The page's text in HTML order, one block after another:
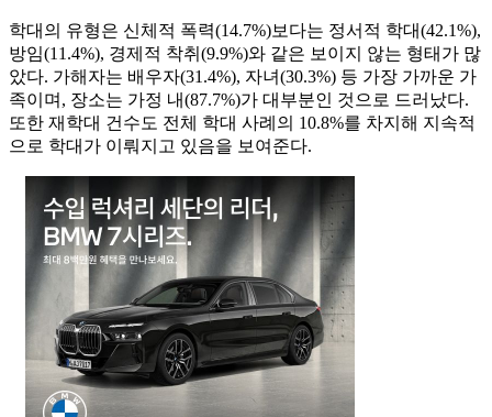
학대의 유형은 신체적 폭력(14.7%)보다는 정서적 학대(42.1%),
방임(11.4%), 경제적 착취(9.9%)와 같은 보이지 않는 형태가 많
았다. 가해자는 배우자(31.4%), 자녀(30.3%) 등 가장 가까운 가
족이며, 장소는 가정 내(87.7%)가 대부분인 것으로 드러났다.
또한 재학대 건수도 전체 학대 사례의 10.8%를 차지해 지속적
으로 학대가 이뤄지고 있음을 보여준다.